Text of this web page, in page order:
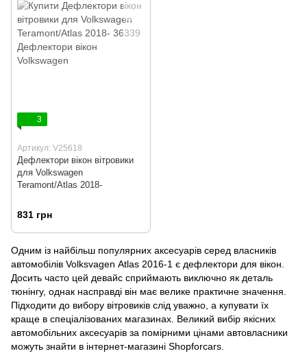
3
Артикул: V25618
Дефлектори вікон вітровики
для Volkswagen
Teramont/Atlas 2018-
831 грн
Одним із найбільш популярних аксесуарів серед власників
автомобілів Volksvagen Atlas 2016-1 є дефлектори для вікон.
Досить часто цей девайс сприймають виключно як деталь
тюнінгу, однак насправді він має велике практичне значення.
Підходити до вибору вітровиків слід уважно, а купувати їх
краще в спеціалізованих магазинах. Великий вибір якісних
автомобільних аксесуарів за помірними цінами автовласники
можуть знайти в інтернет-магазині Shopforcars.